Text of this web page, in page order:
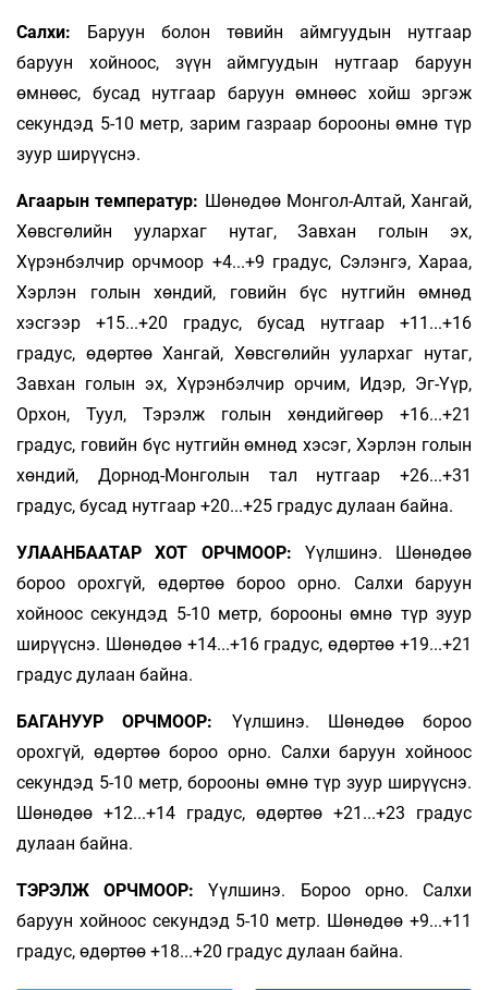
Салхи:
Баруун болон төвийн аймгуудын нутгаар
баруун хойноос, зүүн аймгуудын нутгаар баруун
өмнөөс, бусад нутгаар баруун өмнөөс хойш эргэж
секундэд 5-10 метр, зарим газраар борооны өмнө түр
зуур ширүүснэ.
Агаарын температур: Шөнөдөө Монгол-Алтай, Хангай,
Хөвсгөлийн уулархаг нутаг, Завхан голын эх,
Хүрэнбэлчир орчмоор +4...+9 градус, Сэлэнгэ, Хараа,
Хэрлэн голын хөндий, говийн бүс нутгийн өмнөд
хэсгээр +15...+20 градус, бусад нутгаар +11...+16
градус, өдөртөө Хангай, Хөвсгөлийн уулархаг нутаг,
Завхан голын эх, Хүрэнбэлчир орчим, Идэр, Эг-Үүр,
Орхон, Туул, Тэрэлж голын хөндийгөөр +16...+21
градус, говийн бүс нутгийн өмнөд хэсэг, Хэрлэн голын
хөндий, Дорнод-Монголын тал нутгаар +26...+31
градус, бусад нутгаар +20...+25 градус дулаан байна.
УЛААНБААТАР ХОТ ОРЧМООР: Үүлшинэ. Шөнөдөө
бороо орохгүй, өдөртөө бороо орно. Салхи баруун
хойноос секундэд 5-10 метр, борооны өмнө түр зуур
ширүүснэ. Шөнөдөө +14...+16 градус, өдөртөө +19...+21
градус дулаан байна.
БАГАНУУР ОРЧМООР: Үүлшинэ. Шөнөдөө бороо
орохгүй, өдөртөө бороо орно. Салхи баруун хойноос
секундэд 5-10 метр, борооны өмнө түр зуур ширүүснэ.
Шөнөдөө +12...+14 градус, өдөртөө +21...+23 градус
дулаан байна.
ТЭРЭЛЖ ОРЧМООР:Үүлшинэ. Бороо орно. Салхи
баруун хойноос секундэд 5-10 метр. Шөнөдөө +9...+11
градус, өдөртөө +18...+20 градус дулаан байна.